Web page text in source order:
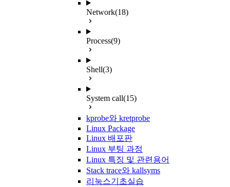
Network(18)
Process(9)
Shell(3)
System call(15)
kprobe와 kretprobe
Linux Package
Linux 배포판
Linux 부팅 과정
Linux 특징 및 관련용어
Stack trace와 kallsyms
리눅스기초실습